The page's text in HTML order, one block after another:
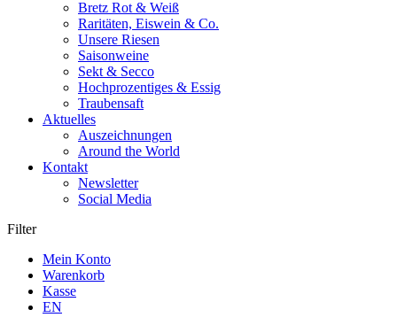
Bretz Rot & Weiß
Raritäten, Eiswein & Co.
Unsere Riesen
Saisonweine
Sekt & Secco
Hochprozentiges & Essig
Traubensaft
Aktuelles
Auszeichnungen
Around the World
Kontakt
Newsletter
Social Media
Filter
Mein Konto
Warenkorb
Kasse
EN